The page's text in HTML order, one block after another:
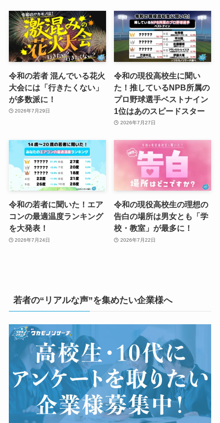
令和の若者 混んでいる花火
大会には「行きたくない」
が多数派に！
2026年7月29日
令和の現役高校生に聞い
た！推しているNPB所属の
プロ野球選手ベストナイン
1位はあのスピードスター
2026年7月27日
令和の若者に聞いた！エア
コンの最適温度ランキング
を大発表！
2026年7月24日
令和の現役高校生の理想の
告白の場所は男女とも「学
校・教室」が最多に！
2026年7月22日
若者の“リアルな声”を集めたい企業様へ